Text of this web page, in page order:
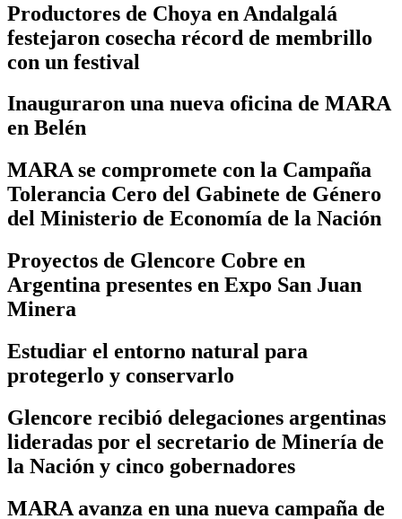
Productores de Choya en Andalgalá
festejaron cosecha récord de membrillo
con un festival
Inauguraron una nueva oficina de MARA
en Belén
MARA se compromete con la Campaña
Tolerancia Cero del Gabinete de Género
del Ministerio de Economía de la Nación
Proyectos de Glencore Cobre en
Argentina presentes en Expo San Juan
Minera
Estudiar el entorno natural para
protegerlo y conservarlo
Glencore recibió delegaciones argentinas
lideradas por el secretario de Minería de
la Nación y cinco gobernadores
MARA avanza en una nueva campaña de